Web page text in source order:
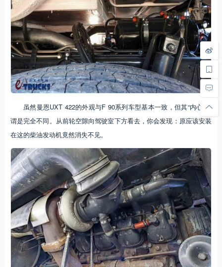
虽然曼恩UXT 422的外观与F 90系列车型基本一致，但其“内心”可
谓是完全不同。从前轮空隙向驾驶室下方看去，你会发现：原应该安装
在这的柴油发动机竟然消失不见。